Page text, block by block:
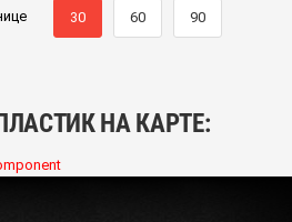
30 60 90
НА КАРТЕ: